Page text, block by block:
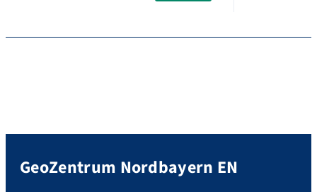
GeoZentrum Nordbayern EN